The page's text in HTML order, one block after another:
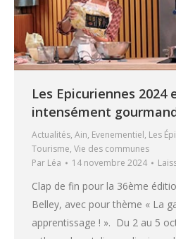
Les Epicuriennes 2024
intensément
Actualités, Ain, Evenementiel, Les
Tourisme, Vie des communes
Par Léa 14 novembre 2024
Clap de fin pour la 36ème
Belley, avec pour thème « La
apprentissage ! ». Du 2 au 5